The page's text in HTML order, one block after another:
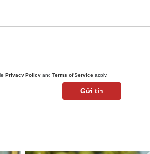
Privacy Policy and Terms of Service apply.
Gửi tin